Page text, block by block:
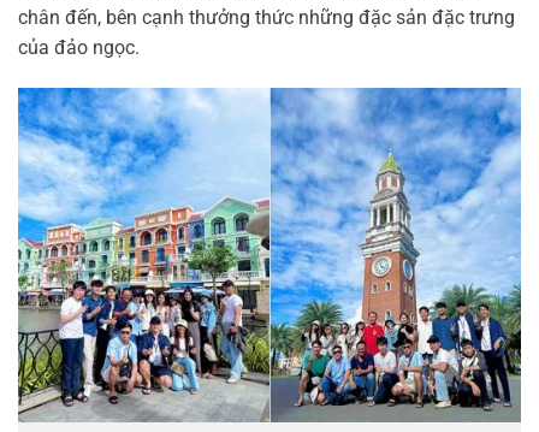
chân đến, bên cạnh thưởng thức những đặc sản đặc trưng
của đảo ngọc.